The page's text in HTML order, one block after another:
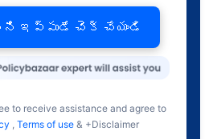
ఇప్పుడే చెక్ చేయండి
to receive assistance and agree to
, Terms of use & +Disclaimer